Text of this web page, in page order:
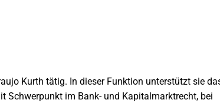
Kurth tätig. In dieser Funktion unterstützt sie
Schwerpunkt im Bank- und Kapitalmarktrecht, bei